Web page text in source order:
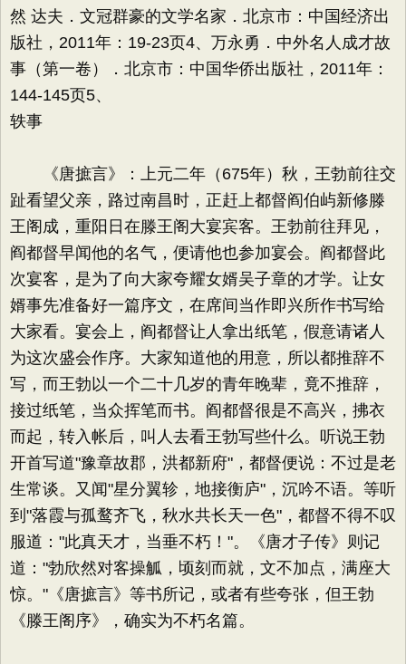
然 达夫．文冠群豪的文学名家．北京市：中国经济出
版社，2011年：19-23页4、万永勇．中外名人成才故
事（第一卷）．北京市：中国华侨出版社，2011年：
144-145页5、
轶事
《唐摭言》：上元二年（675年）秋，王勃前往交
趾看望父亲，路过南昌时，正赶上都督阎伯屿新修滕
王阁成，重阳日在滕王阁大宴宾客。王勃前往拜见，
阎都督早闻他的名气，便请他也参加宴会。阎都督此
次宴客，是为了向大家夸耀女婿吴子章的才学。让女
婿事先准备好一篇序文，在席间当作即兴所作书写给
大家看。宴会上，阎都督让人拿出纸笔，假意请诸人
为这次盛会作序。大家知道他的用意，所以都推辞不
写，而王勃以一个二十几岁的青年晚辈，竟不推辞，
接过纸笔，当众挥笔而书。阎都督很是不高兴，拂衣
而起，转入帐后，叫人去看王勃写些什么。听说王勃
开首写道"豫章故郡，洪都新府"，都督便说：不过是老
生常谈。又闻"星分翼轸，地接衡庐"，沉吟不语。等听
到"落霞与孤鹜齐飞，秋水共长天一色"，都督不得不叹
服道："此真天才，当垂不朽！"。《唐才子传》则记
道："勃欣然对客操觚，顷刻而就，文不加点，满座大
惊。"《唐摭言》等书所记，或者有些夸张，但王勃
《滕王阁序》，确实为不朽名篇。